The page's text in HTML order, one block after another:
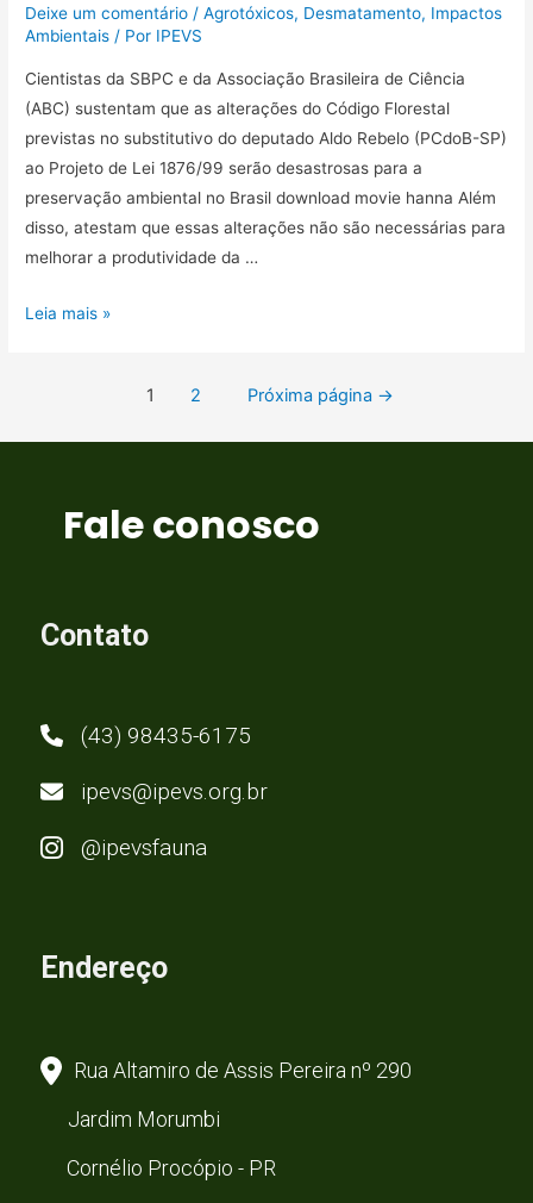
Deixe um comentário /Agrotóxicos, Desmatamento, Impactos
Ambientais / Por IPEVS
Cientistas da SBPC e da Associação Brasileira de Ciência
(ABC) sustentam que as alterações do Código Florestal
previstas no substitutivo do deputado Aldo Rebelo (PCdoB-SP)
ao Projeto de Lei 1876/99 serão desastrosas para a
preservação ambiental no Brasil download movie hanna Além
disso, atestam que essas alterações não são necessárias para
melhorar a produtividade da …
Leia mais »
1 2 Próxima página →
Fale conosco
Contato
(43) 98435-6175
ipevs@ipevs.org.br
@ipevsfauna
Endereço
Rua Altamiro de Assis Pereira nº 290
Jardim Morumbi
Cornélio Procópio - PR